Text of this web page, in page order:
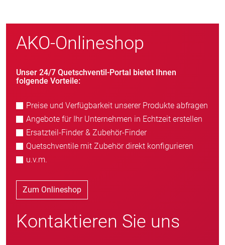
AKO-Onlineshop
Unser 24/7 Quetschventil-Portal bietet Ihnen
folgende Vorteile:
Preise und Verfügbarkeit unserer Produkte abfragen
Angebote für Ihr Unternehmen in Echtzeit erstellen
Ersatzteil-Finder & Zubehör-Finder
Quetschventile mit Zubehör direkt konfigurieren
u.v.m.
Zum Onlineshop
Kontaktieren Sie uns